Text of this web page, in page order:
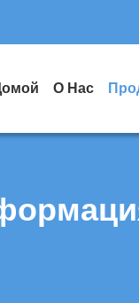
О Нас